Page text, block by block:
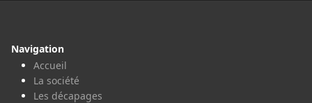
Navigation
Accueil
La société
Les décapages